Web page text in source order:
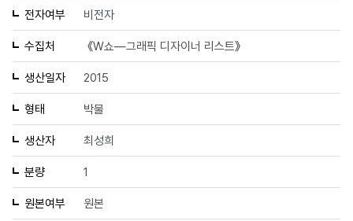
전자여부 비전자
수집처 《W쇼—그래픽 디자이너 리스트》
생산일자 2015
형태 박물
생산자 최성희
분량 1
원본여부 원본